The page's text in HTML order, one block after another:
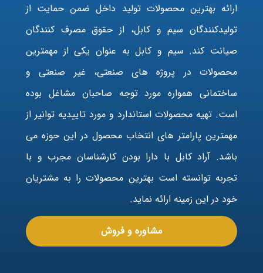
ارائه بهترین محصولات تولید داخل ضمن حمایت از
تولیدکنندگان سیم و کابل، از حقوق مصرف کنندگان
صیانت کند. سیم و کابل به عنوان یکی از مهمترین
محصولات در پروژه های صنعتی، غیر صنعتی و
ساختمانی همواره مورد توجه صاحبان مشاغل بوده
است. تهیه محصولات استاندارد و مورد تاییدیه توانیر از
مهمترین پارامتر های انتخاب محصول در این حوزه می
باشد. آراد کابل با دارا بودن کارشناسان مجرب و با
تجربه توانسته است بهترین محصولات را به مشتریان
خود در این زمینه ارائه نماید.
مشاوره و فروش